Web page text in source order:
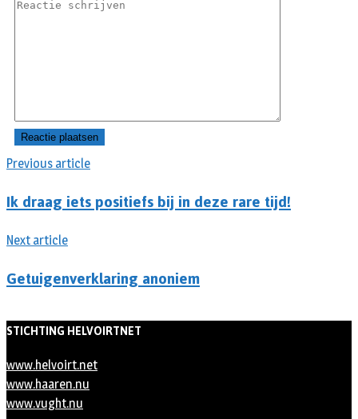
Previous article
Ik draag iets positiefs bij in deze rare tijd!
Next article
Getuigenverklaring anoniem
STICHTING HELVOIRTNET
www.helvoirt.net
www.haaren.nu
www.vught.nu